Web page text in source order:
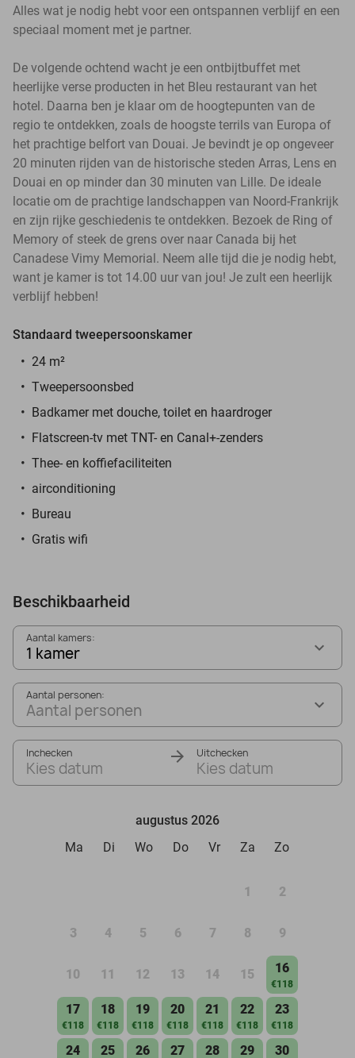
Alles wat je nodig hebt voor een ontspannen verblijf en een
speciaal moment met je partner.
De volgende ochtend wacht je een ontbijtbuffet met
heerlijke verse producten in het Bleu restaurant van het
hotel. Daarna ben je klaar om de hoogtepunten van de
regio te ontdekken, zoals de hoogste terrils van Europa of
het prachtige belfort van Douai. Je bevindt je op ongeveer
20 minuten rijden van de historische steden Arras, Lens en
Douai en op minder dan 30 minuten van Lille. De ideale
locatie om de prachtige landschappen van Noord-Frankrijk
en zijn rijke geschiedenis te ontdekken. Bezoek de Ring of
Memory of steek de grens over naar Canada bij het
Canadese Vimy Memorial. Neem alle tijd die je nodig hebt,
want je kamer is tot 14.00 uur van jou! Je zult een heerlijk
verblijf hebben!
Standaard tweepersoonskamer
24 m²
Tweepersoonsbed
Badkamer met douche, toilet en haardroger
Flatscreen-tv met TNT- en Canal+-zenders
Thee- en koffiefaciliteiten
airconditioning
Bureau
Gratis wifi
Beschikbaarheid
Aantal kamers:
1 kamer
Aantal personen:
Aantal personen
Inchecken
Kies datum
Uitchecken
Kies datum
augustus 2026
Ma
Di Wo Do Vr Za Zo
1 2
3 4 5 6 7 8 9
10 11 12 13 14 15 16
€118
17
€118
18
€118
19
€118
20
€118
21
€118
22
€118
23
€118
24 25 26 27 28 29 30